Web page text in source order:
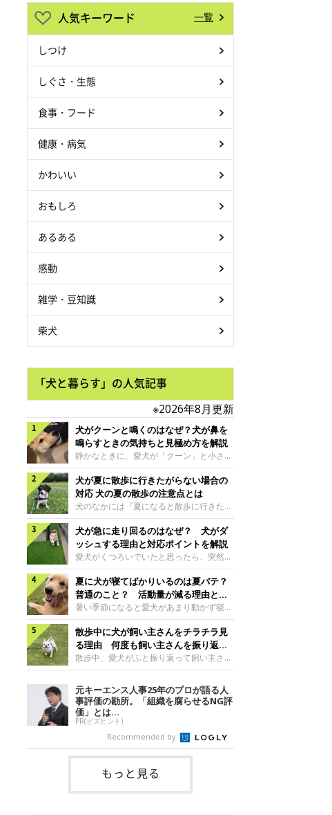
人気キーワード 一覧
しつけ
しぐさ・生態
食事・フード
健康・病気
かわいい
おもしろ
あるある
感動
雑学・豆知識
柴犬
「犬と暮らす」の人気記事
※2026年8月更新
犬がクーンと鳴くのはなぜ？犬が鼻を
鳴らすときの気持ちと見極め方を解説
静かなときに、愛犬が「クーン」と小さく
鳴いたり、鼻を鳴らすような音を出したり
することはありませんか？ 大きく吠える
わけではない分、「不安なの？それとも何
かお願いしているの？」と気になる飼い主
さんもいるかもしれません。今回は、犬が
クーンと鳴く理由や鼻鳴らしの背景、見極
め方と対応のポイントなどについて、いぬ
のきもち獣医師相談室の原 駿太朗先生に
伺いました。クーンと鳴くのはどんな気持
ち？いぬのきもち投稿写真ギャラリー犬が
クーンと小さく鳴くときは、何らかの感情
を伝えようとしている場合があると考えら
れています。大
犬が夏に散歩に行きたがらない場合の
対応 犬の夏の散歩の注意点とは
犬のなかには『夏になると散歩に行きたが
らない、歩かなくなる』『暑い季節は散歩
の気配を察すると涼しい部屋から出ようと
しない』など散歩に行きたがらないコもい
るようです。愛犬の運動をさせてあげたい
のに、散歩に行きたがらない。このような
場合はどう対応すればよいのでしょうか？
「愛犬が夏に散歩に行きたがらない場合の
対応」について、いぬのきもち獣医師相談
室の白山さとこ先生に聞きました。Q.夏に
犬の散歩に行くときの注意点は？ いぬの
きもち投稿写真ギャラリーーー夏に愛犬と
散歩に行くときは、どのようなことに注意
をするとよい
犬が急に走り回るのはなぜ？ 犬がダ
ッシュする理由と対応ポイントを解説
愛犬がくつろいでいたと思ったら、突然部
屋の中を走り回り始める――そんな様子に
驚いたことはありませんか？ 急な動きに
「何が起きているの？」と戸惑う飼い主さ
んも多いでしょう。落ち着いていたはずな
のに、急にスイッチが入ったように見える
と不安になることもあります。今回は、犬
が急に走り回る理由や見極め方などについ
て、いぬのきもち獣医師相談室の岡本りさ
先生に伺いました。犬が急に走り回るのは
ラリー犬が突然走り回る行動は、必ずしも
珍しいものではないと考えられています。
体にたまったエ
夏に犬が寝てばかりいるのは夏バテ？
普通のこと？ 活動量が減る理由と対
策とは
暑い季節になると愛犬があまり動かず寝て
ばかりだと感じる飼い主さんはいません
か？その様子に、愛犬が夏バテで疲れてい
るのか、元気がないのかなど不安に感じる
方もいるのではないかと思います。 で
は、犬が寝てばかりいるときに対処が必要
かを見極める方法はあるのでしょうか？
「犬の活動量が夏に減る理由と対策」につ
いて、いぬのきもち獣医師相談室の山口み
き先生に話を聞きました。Q. 夏に犬の活
動量が減る理由は？ いぬのきもち投稿写
真ギャラリーーー夏に愛犬の活動量が減る
と感じる飼い主さんもいるようです。理由
としてどのようなこ
散歩中に犬が飼い主さんをチラチラ見
る理由 何度も飼い主さんを振り返る
のはなぜ？
散歩中、愛犬がふと振り返って飼い主さん
の様子を確認する…そんな場面に心当たり
はありませんか？ 何度もチラチラ見られ
ると、「何か気になることがあるの？」
「ちゃんと歩けているかな」と不安になる
ことがあるかもしれません。愛犬が歩きな
がら飼い主さんを振り返るしぐさには、ど
んな気持ちが隠れているのでしょうか。今
回は、犬が散歩中に飼い主さんを確認する
理由や注意すべきサインの見極めかた、対
応のポイントなどについて、いぬのきもち
獣医師相談室の原 駿太朗先生に伺いまし
元キーエンス人事25年のプロが語る人
事評価の勘所。「組織を腐らせるNG評
価」とは...
PR(ビズヒント)
Recommended by
もっと見る